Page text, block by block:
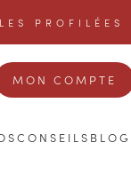
PROFILÉES
MON COMPTE
CONSEILS BLOG